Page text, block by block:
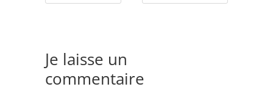
Je laisse un
commentaire